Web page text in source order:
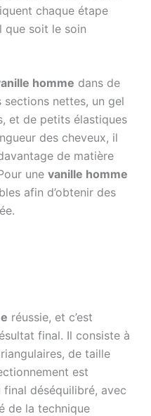
chaque étape
que soit le soin
homme dans de
nettes, un gel
et de petits élastiques
des cheveux, il
de matière
une vanille homme
afin d’obtenir des
réussie, et c’est
final. Il consiste à
de taille
est
déséquilibré, avec
de la technique